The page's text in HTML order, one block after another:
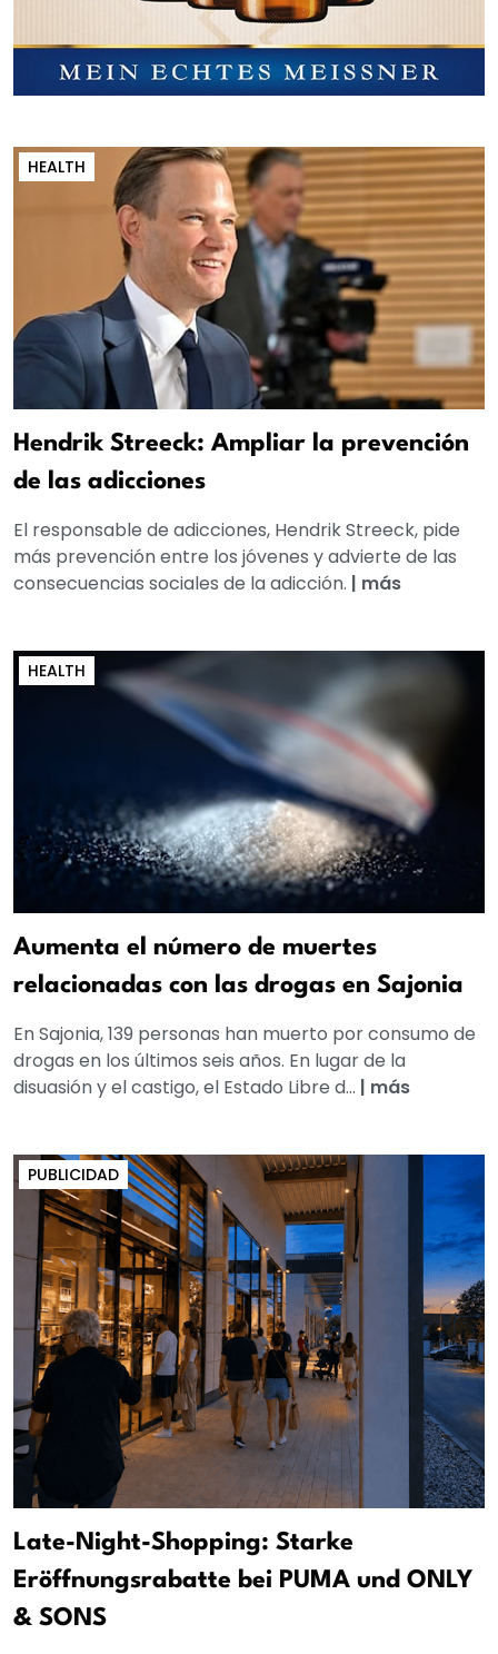
HEALTH
Hendrik Streeck: Ampliar la prevención
de las adicciones
El responsable de adicciones, Hendrik Streeck, pide
más prevención entre los jóvenes y advierte de las
consecuencias sociales de la adicción. | más
HEALTH
Aumenta el número de muertes
relacionadas con las drogas en Sajonia
En Sajonia, 139 personas han muerto por consumo de
drogas en los últimos seis años. En lugar de la
disuasión y el castigo, el Estado Libre d... | más
PUBLICIDAD
Late-Night-Shopping: Starke
Eröffnungsrabatte bei PUMA und ONLY
& SONS